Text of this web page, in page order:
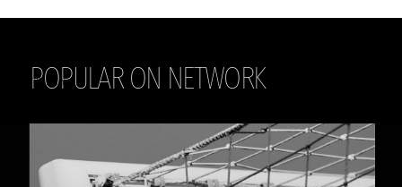
POPULAR ON NETWORK
THE DAILY